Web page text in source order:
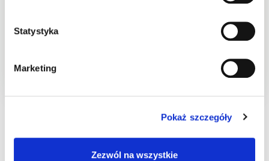
Statystyka
Marketing
Pokaż szczegóły
Zezwól na wszystkie
Opis Cechy Skład Wartości odżywcze
Posypka cukrowa dekoracyjna. Produkt
ogólnego przeznaczenia.